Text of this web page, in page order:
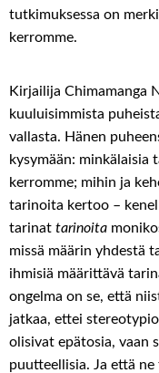
tutkimuksessa on
kerromme.
Kirjailija Chimamanga
kuuluisimmista
vallasta. Hänen
kysymään: minkälaisia
kerromme; mihin ja
tarinoita kertoo –
tarinat tarinoita
missä määrin yhdestä
ihmisiä määrittävä
ongelma on se, että
jatkaa, ettei
olisivat epätosia, vaan
puutteellisia. Ja että